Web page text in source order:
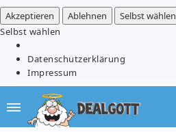
Akzeptieren
Ablehnen Selbst wählen
Selbst wählen
Datenschutzerklärung
Impressum